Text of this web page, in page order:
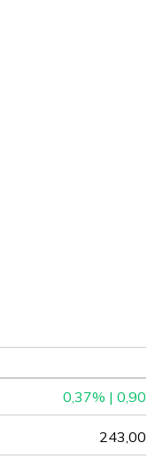
0,37% | 0,90
243,00